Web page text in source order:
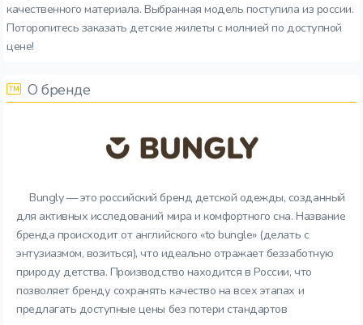
качественного материала. Выбранная модель поступила из россии.
Поторопитесь заказать детские жилеты с молнией по доступной
цене!
О бренде
Bungly — это российский бренд детской одежды, созданный
для активных исследований мира и комфортного сна. Название
бренда происходит от английского «to bungle» (делать с
энтузиазмом, возиться), что идеально отражает беззаботную
природу детства. Производство находится в России, что
позволяет бренду сохранять качество на всех этапах и
предлагать доступные цены без потери стандартов